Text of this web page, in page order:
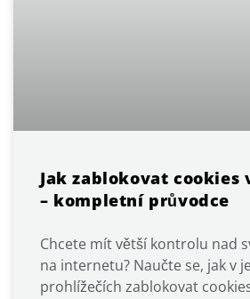
Jak zablokovat cookies
– kompletní průvodce
Chcete mít větší kontrolu nad
na internetu? Naučte se, jak v
prohlížečích zablokovat